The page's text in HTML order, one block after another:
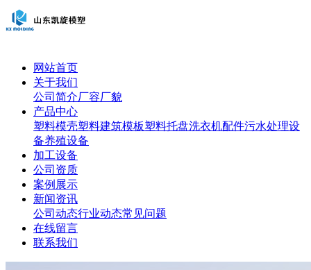
网站首页
关于我们
公司简介厂容厂貌
产品中心
塑料模壳塑料建筑模板塑料托盘洗衣机配件污水处理设
备养殖设备
加工设备
公司资质
案例展示
新闻资讯
公司动态行业动态常见问题
在线留言
联系我们